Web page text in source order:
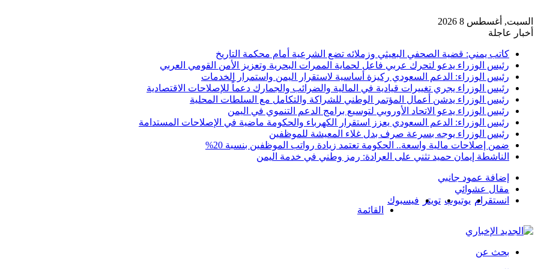
السبت, أغسطس 8 2026
أخبار عاجلة
كاتب يمني: قضية الصحفي البعيثي وزملائه تضع الشرعية أمام محكمة التاريخ
رئيس الوزراء يدعو لتحرك عربي فاعل لحماية الممرات البحرية وتعزيز الأمن القومي العربي
رئيس الوزراء: الدعم السعودي ركيزة أساسية لاستقرار اليمن واستمرار الخدمات
رئيس الوزراء يجري تغييرات قيادية في المالية والضرائب والجمارك دعماً للإصلاحات الاقتصادية
رئيس الوزراء يدشن أعمال المؤتمر الوطني للشراكة والتكامل مع السلطات المحلية
رئيس الوزراء يدعو الاتحاد الأوروبي لتوسيع برامج الدعم التنموي في اليمن
رئيس الوزراء: الدعم السعودي يعزز استقرار الكهرباء والحكومة ماضية في الإصلاحات المستدامة
رئيس الوزراء يوجه بسرعة صرف بدل غلاء المعيشة للموظفين
ضمن إصلاحات مالية واسعة.. الحكومة تعتمد زيادة رواتب الموظفين بنسبة 20%
الناشطة إيمان حميد تثني على العرادة: رمز وطني في خدمة اليمن
إضافة عمود جانبي
مقال عشوائي
انستقرام يوتيوب تويتر
فيسبوك
القائمة
بحث عن